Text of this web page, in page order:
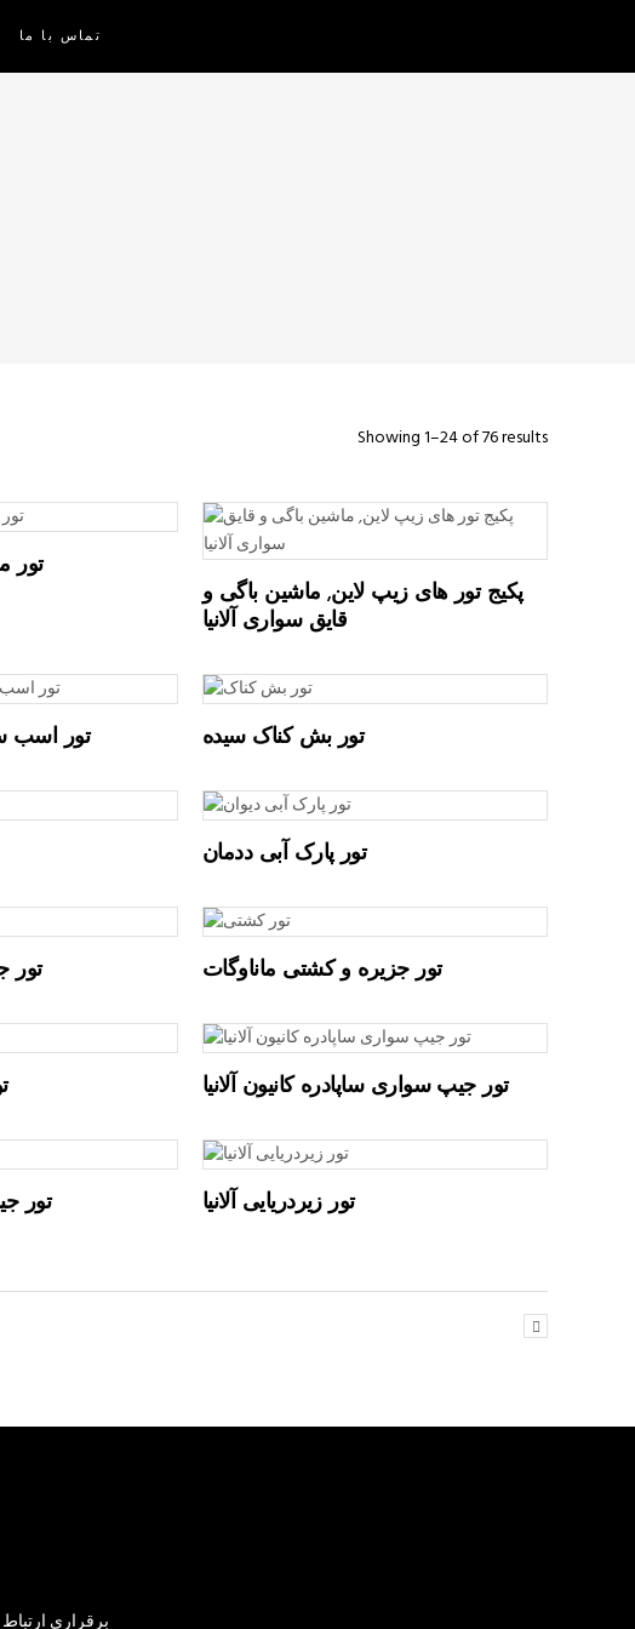
تماس با ما
Showing 1–24 of 76 results
تور
پکیج تور های زیپ لاین, ماشین باگی و
قایق سواری آلانیا
تور اسب تور بش کناک سیده
تور پارک آبی ددمان
تور تور جزیره و کشتی ماناوگات
تور جیپ سواری ساپادره کانیون آلانیا
تور تور زیردریایی آلانیا
برقراری